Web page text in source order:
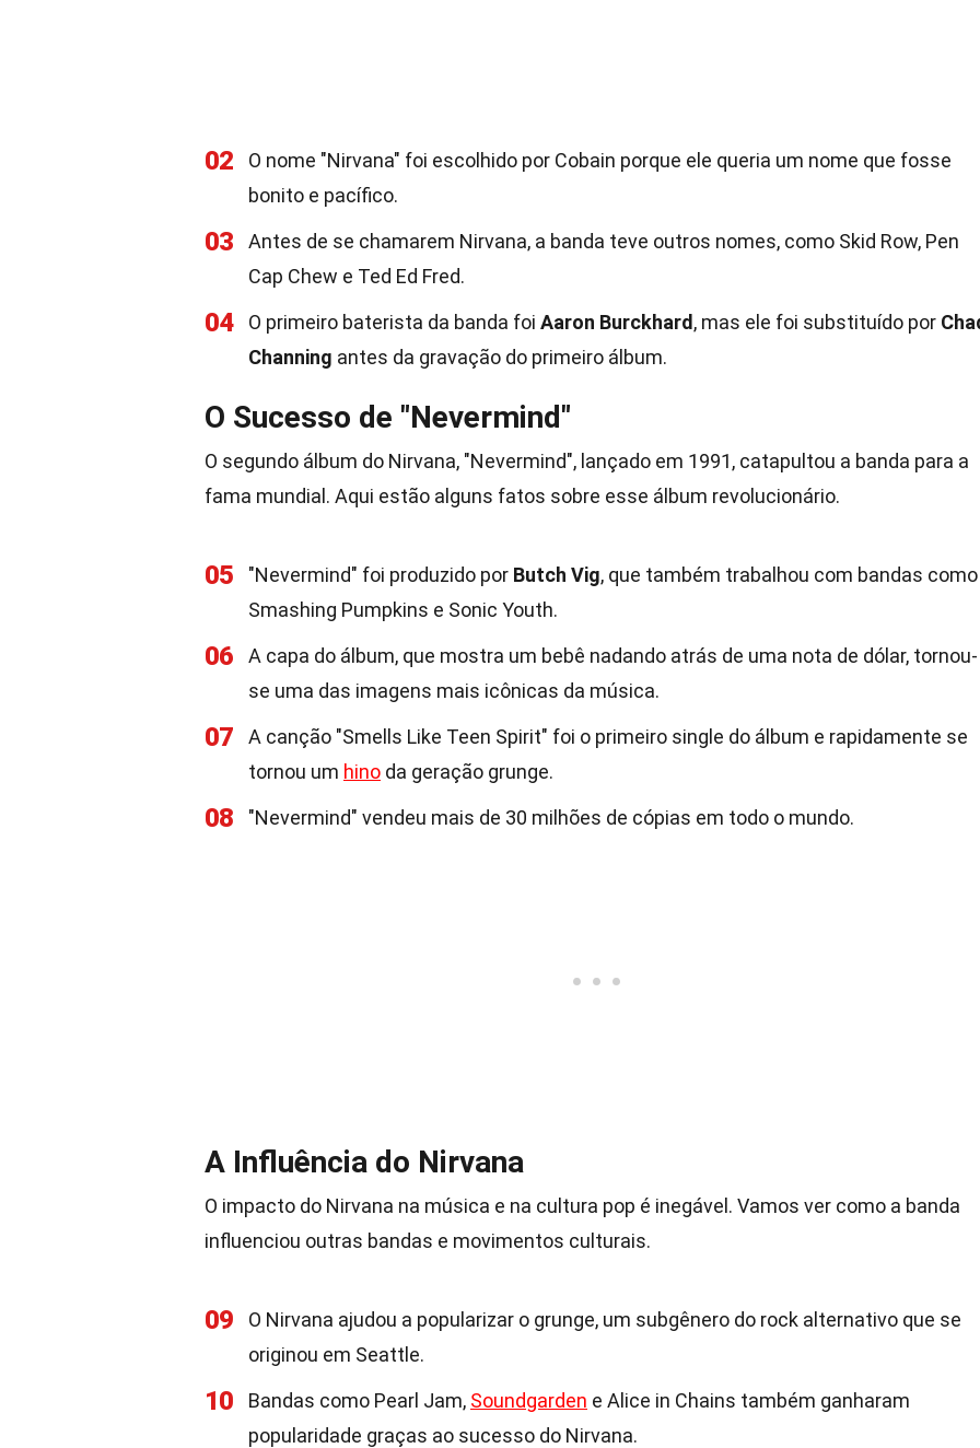
02
O nome "Nirvana" foi escolhido por Cobain porque ele queria um nome que fosse
bonito e pacífico.
03
Antes de se chamarem Nirvana, a banda teve outros nomes, como Skid Row, Pen
Cap Chew e Ted Ed Fred.
04 O primeiro baterista da banda foi Aaron Burckhard , mas ele foi substituído por
Channing antes da gravação do primeiro álbum.
O Sucesso de "Nevermind"
O segundo álbum do Nirvana, "Nevermind", lançado em 1991, catapultou a banda para a
fama mundial. Aqui estão alguns fatos sobre esse álbum revolucionário.
05 "Nevermind" foi produzido por Butch Vig, que também trabalhou com bandas como
Smashing Pumpkins e Sonic Youth.
06
A capa do álbum, que mostra um bebê nadando atrás de uma nota de dólar, tornou-
se uma das imagens mais icônicas da música.
07
A canção "Smells Like Teen Spirit" foi o primeiro single do álbum e rapidamente se
tornou um hino da geração grunge.
08 "Nevermind" vendeu mais de 30 milhões de cópias em todo o mundo.
A Influência do Nirvana
O impacto do Nirvana na música e na cultura pop é inegável. Vamos ver como a banda
influenciou outras bandas e movimentos culturais.
09
O Nirvana ajudou a popularizar o grunge, um subgênero do rock alternativo que se
originou em Seattle.
10 Bandas como Pearl Jam, Soundgarden e Alice in Chains também ganharam
popularidade graças ao sucesso do Nirvana.